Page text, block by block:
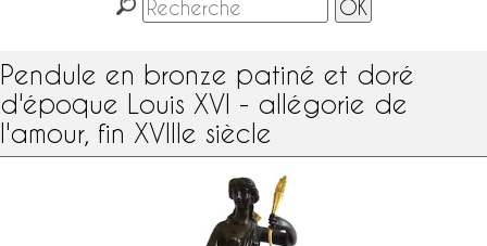
Pendule en bronze patiné et doré
d'époque Louis XVI - allégorie de
l'amour, fin XVIIIe siècle